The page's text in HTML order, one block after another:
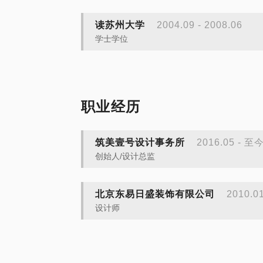
读苏州大学 2004.09 - 2008.06
学士学位
职业经历
筑美壹号设计事务所 2016.05 - 至今
创始人/设计总监
北京东易日盛装饰有限公司
设计师